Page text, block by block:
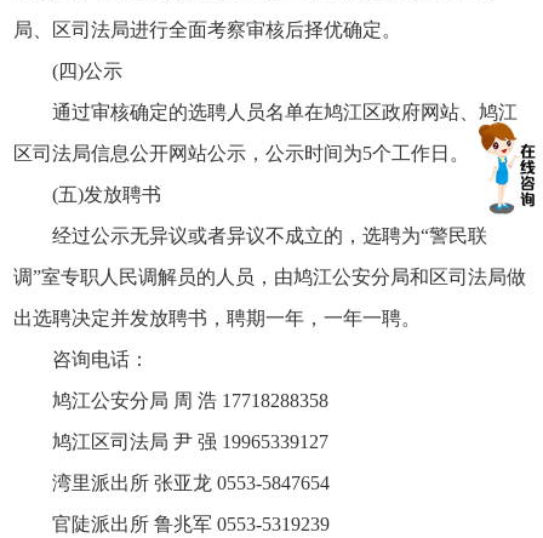
局、区司法局进行全面考察审核后择优确定。
(四)公示
通过审核确定的选聘人员名单在鸠江区政府网站、鸠江
区司法局信息公开网站公示，公示时间为5个工作日。
(五)发放聘书
经过公示无异议或者异议不成立的，选聘为“警民联
调”室专职人民调解员的人员，由鸠江公安分局和区司法局做
出选聘决定并发放聘书，聘期一年，一年一聘。
咨询电话：
鸠江公安分局 周 浩 17718288358
鸠江区司法局 尹 强 19965339127
湾里派出所 张亚龙 0553-5847654
官陡派出所 鲁兆军 0553-5319239